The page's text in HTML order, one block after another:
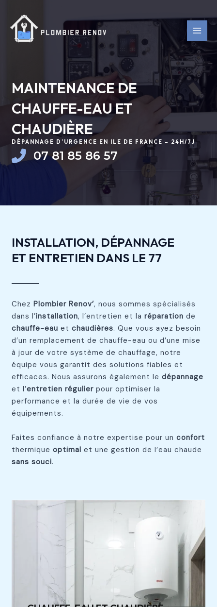
contenu
MAINTENANCE DE
CHAUFFE-EAU ET
CHAUDIÈRE
DÉPANNAGE D’URGENCE EN ILE DE FRANCE – 24H/7J
07 81 85 86 57
INSTALLATION, DÉPANNAGE
ET ENTRETIEN DANS LE 77
Chez Plombier Renov’, nous sommes spécialisés
dans l’installation, l’entretien et la réparation de
chauffe-eau et chaudières. Que vous ayez besoin
d’un remplacement de chauffe-eau ou d’une mise
à jour de votre système de chauffage, notre
équipe vous garantit des solutions fiables et
efficaces. Nous assurons également le dépannage
et l’entretien régulier pour optimiser la
performance et la durée de vie de vos
équipements.
Faites confiance à notre expertise pour un confort
thermique optimal et une gestion de l’eau chaude
sans souci.